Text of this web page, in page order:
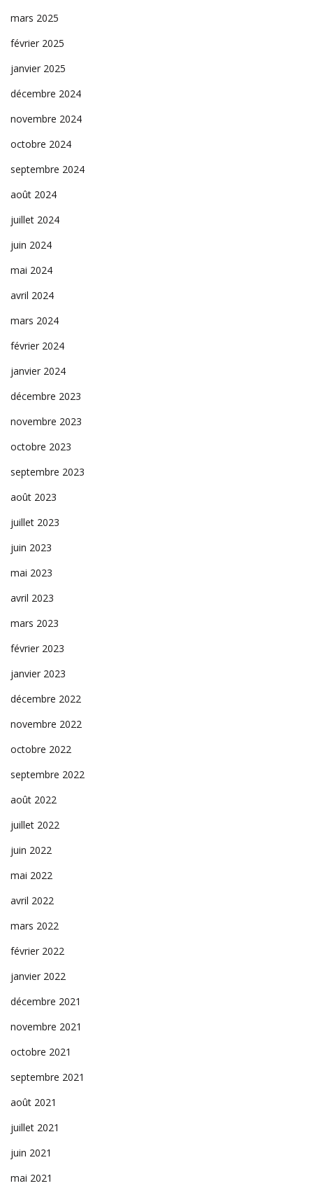
mars 2025
février 2025
janvier 2025
décembre 2024
novembre 2024
octobre 2024
septembre 2024
août 2024
juillet 2024
juin 2024
mai 2024
avril 2024
mars 2024
février 2024
janvier 2024
décembre 2023
novembre 2023
octobre 2023
septembre 2023
août 2023
juillet 2023
juin 2023
mai 2023
avril 2023
mars 2023
février 2023
janvier 2023
décembre 2022
novembre 2022
octobre 2022
septembre 2022
août 2022
juillet 2022
juin 2022
mai 2022
avril 2022
mars 2022
février 2022
janvier 2022
décembre 2021
novembre 2021
octobre 2021
septembre 2021
août 2021
juillet 2021
juin 2021
mai 2021